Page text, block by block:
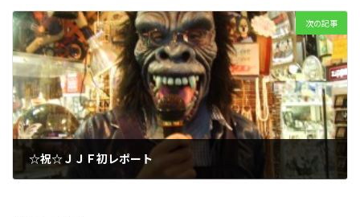
次の記事
☆祝☆ＪＪＦ初レポート